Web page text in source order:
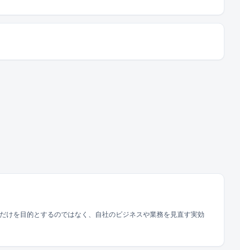
けを目的とするのではなく、自社のビジネスや業務を見直す実効